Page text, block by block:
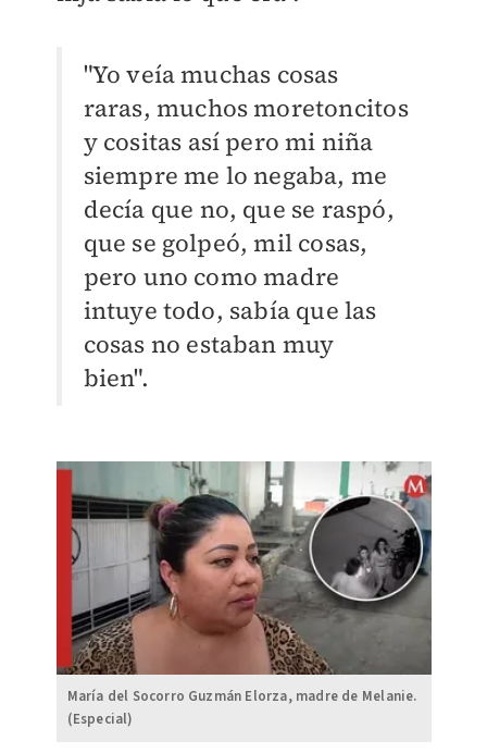
"Yo veía muchas cosas
raras, muchos moretoncitos
y cositas así pero mi niña
siempre me lo negaba, me
decía que no, que se raspó,
que se golpeó, mil cosas,
pero uno como madre
intuye todo, sabía que las
cosas no estaban muy
bien".
María del Socorro Guzmán Elorza, madre de Melanie.
(Especial)